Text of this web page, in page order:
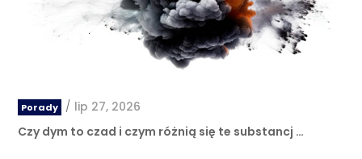
Porady / lip 27, 2026
Czy dym to czad i czym różnią się te substancj …